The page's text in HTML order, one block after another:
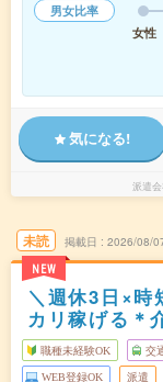
男女比率
女性
気になる!
派遣会
未読
NEW
掲載日 2026/08/
＼週休3日×時
カリ稼げる＊
職種未経験OK 交
WEB登録OK 派遣